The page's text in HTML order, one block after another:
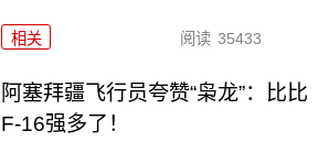
相关 阅读 35433
阿塞拜疆飞行员夸赞“枭龙”：比比
F-16强多了！